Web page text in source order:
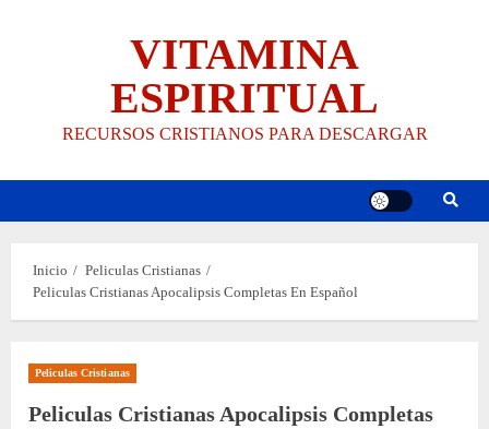
VITAMINA
ESPIRITUAL
RECURSOS CRISTIANOS PARA DESCARGAR
Inicio
Peliculas Cristianas
Peliculas Cristianas Apocalipsis Completas En Español
Peliculas Cristianas
Peliculas Cristianas Apocalipsis Completas